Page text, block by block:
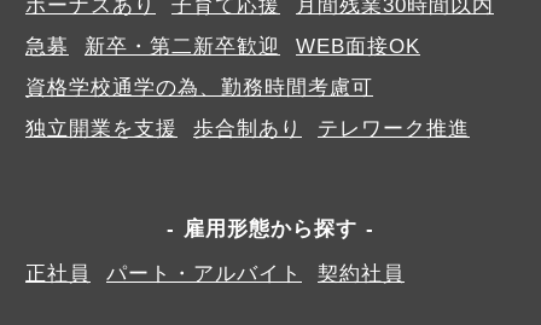
ボーナスあり
子育て応援
月間残業30時間以内
急募
新卒・第二新卒歓迎
WEB面接OK
資格学校通学の為、勤務時間考慮可
独立開業を支援
歩合制あり テレワーク推進
雇用形態から探す
正社員
パート・アルバイト 契約社員